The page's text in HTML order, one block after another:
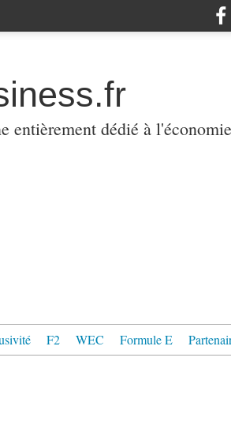
entièrement dédié à
F2 WEC Formule E